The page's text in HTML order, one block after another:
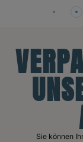
Sie können